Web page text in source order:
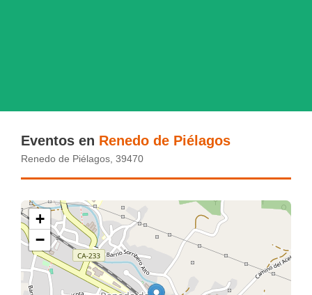
Eventos en Renedo de Piélagos
Renedo de Piélagos, 39470
+
−